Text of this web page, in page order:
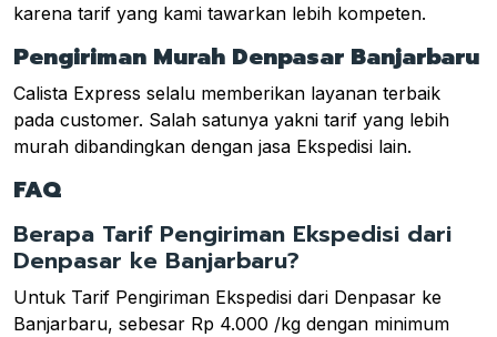
karena tarif yang kami tawarkan lebih kompeten.
Pengiriman Murah Denpasar Banjarbaru
Calista Express selalu memberikan layanan terbaik
pada customer. Salah satunya yakni tarif yang lebih
murah dibandingkan dengan jasa Ekspedisi lain.
FAQ
Berapa Tarif Pengiriman Ekspedisi dari
Denpasar ke Banjarbaru?
Untuk Tarif Pengiriman Ekspedisi dari Denpasar ke
Banjarbaru, sebesar Rp 4.000 /kg dengan minimum